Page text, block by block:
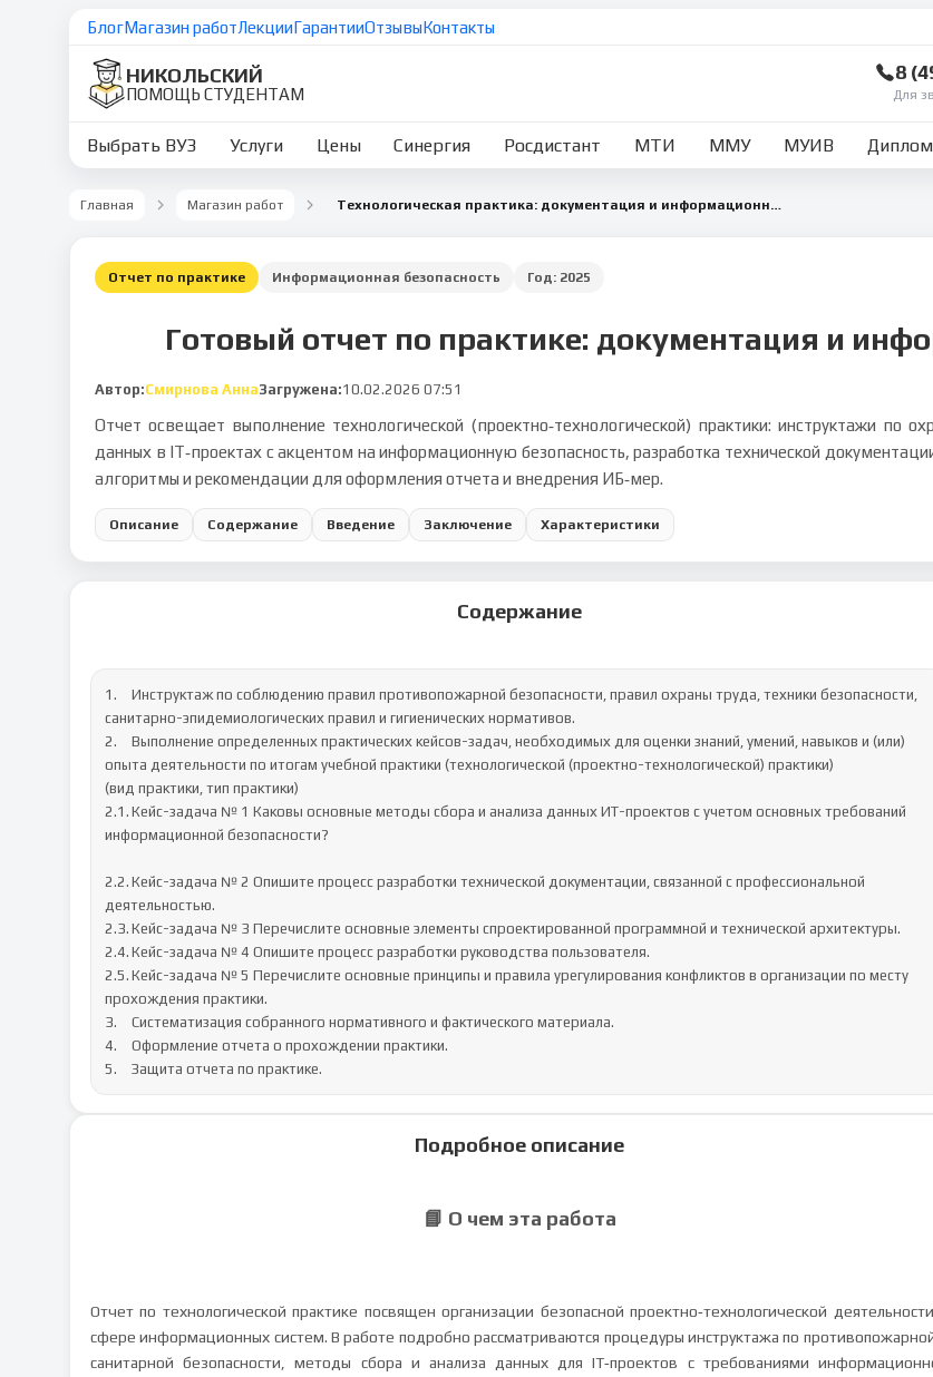
БлогМагазин работЛекцииГарантииОтзывыКонтакты
НИКОЛЬСКИЙ
ПОМОЩЬ СТУДЕНТАМ
8
Для
Выбрать ВУЗ Услуги Цены Синергия Росдистант МТИ ММУ МУИВ
Главная Магазин работ Технологическая практика: документация и информационная безопасность ИТ‑проектов
Отчет по практике Информационная безопасность Год: 2025
Готовый отчет по практике: документация и
Автор:Смирнова АннаЗагружена:10.02.2026 07:51
Отчет освещает выполнение технологической (проектно‑технологической) практики: инструктажи по
данных в IT‑проектах с акцентом на информационную безопасность, разработка технической
алгоритмы и рекомендации для оформления отчета и внедрения ИБ‑мер.
Описание Содержание Введение Заключение Характеристики
Содержание
1.	Инструктаж по соблюдению правил противопожарной безопасности, правил охраны труда, техники безопасности,
санитарно-эпидемиологических правил и гигиенических нормативов.
2.	Выполнение определенных практических кейсов-задач, необходимых для оценки знаний, умений, навыков и (или)
опыта деятельности по итогам учебной практики (технологической (проектно-технологической) практики)
(вид практики, тип практики)
2.1.	Кейс-задача № 1 Каковы основные методы сбора и анализа данных ИТ-проектов с учетом основных требований
информационной безопасности?
2.2.	Кейс-задача № 2 Опишите процесс разработки технической документации, связанной с профессиональной
деятельностью.
2.3.	Кейс-задача № 3 Перечислите основные элементы спроектированной программной и технической архитектуры.
2.4.	Кейс-задача № 4 Опишите процесс разработки руководства пользователя.
2.5.	Кейс-задача № 5 Перечислите основные принципы и правила урегулирования конфликтов в организации по месту
прохождения практики.
3.	Систематизация собранного нормативного и фактического материала.
4.	Оформление отчета о прохождении практики.
5.	Защита отчета по практике.
Подробное описание
📘 О чем эта работа
Отчет по технологической практике посвящен организации безопасной проектно‑технологической
сфере информационных систем. В работе подробно рассматриваются процедуры инструктажа по
санитарной безопасности, методы сбора и анализа данных для IT‑проектов с требованиями